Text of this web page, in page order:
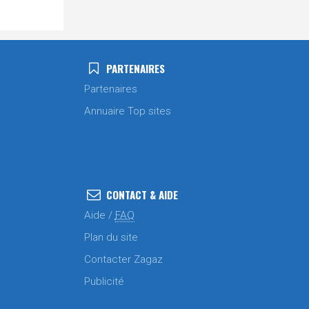
PARTENAIRES
Partenaires
Annuaire Top sites
CONTACT & AIDE
Aide / FAQ
Plan du site
Contacter Zagaz
Publicité